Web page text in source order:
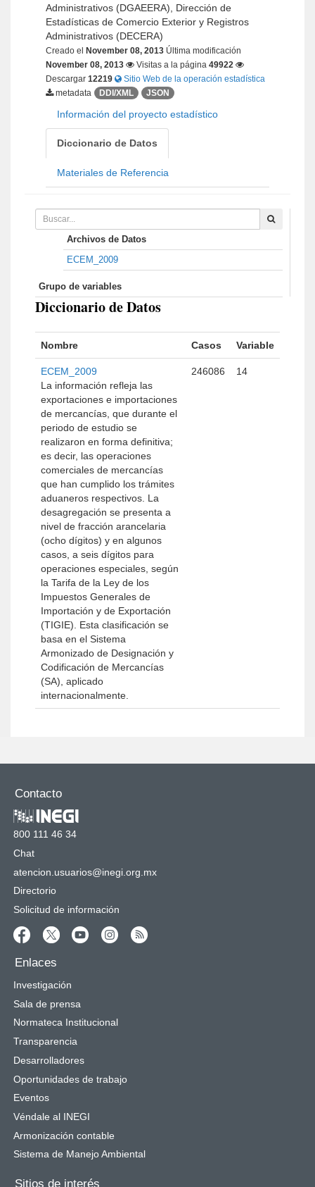
Administrativos (DGAEERA), Dirección de
Estadísticas de Comercio Exterior y Registros
Administrativos (DECERA)
Creado el November 08, 2013 Última modificación
November 08, 2013
Visitas a la página 49922
Descargar 12219
Sitio Web de la operación estadística
metadata
DDI/XML JSON
Información del proyecto estadístico
Diccionario de Datos
Materiales de Referencia
Archivos de Datos
ECEM_2009
Grupo de variables
Diccionario de Datos
Nombre Casos Variable
ECEM_2009
La información refleja las
exportaciones e importaciones
de mercancías, que durante el
periodo de estudio se
realizaron en forma definitiva;
es decir, las operaciones
comerciales de mercancías
que han cumplido los trámites
aduaneros respectivos. La
desagregación se presenta a
nivel de fracción arancelaria
(ocho dígitos) y en algunos
casos, a seis dígitos para
operaciones especiales, según
la Tarifa de la Ley de los
Impuestos Generales de
Importación y de Exportación
(TIGIE). Esta clasificación se
basa en el Sistema
Armonizado de Designación y
Codificación de Mercancías
(SA), aplicado
internacionalmente.
246086 14
Contacto
800 111 46 34
Chat
atencion.usuarios@inegi.org.mx
Directorio
Solicitud de información
Enlaces
Investigación
Sala de prensa
Normateca Institucional
Transparencia
Desarrolladores
Oportunidades de trabajo
Eventos
Véndale al INEGI
Armonización contable
Sistema de Manejo Ambiental
Sitios de interés